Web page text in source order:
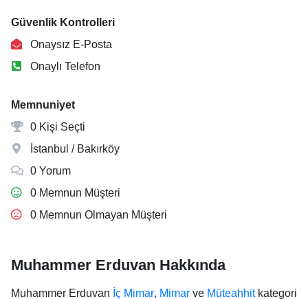
Güvenlik Kontrolleri
Onaysız E-Posta
Onaylı Telefon
Memnuniyet
0 Kişi Seçti
İstanbul / Bakırköy
0 Yorum
0 Memnun Müşteri
0 Memnun Olmayan Müşteri
Muhammer Erduvan Hakkında
Muhammer Erduvan İç Mimar, Mimar ve Müteahhitkategori